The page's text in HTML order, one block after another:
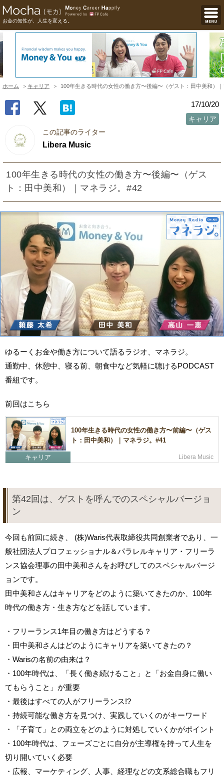
お金の知性が、人生を変える。
ホーム キャリア 100年生きる時代の女性の働き方〜後編〜（ゲスト：田中美和）
17/10/20
キャリア
この記事のライター
Libera Music
100年生きる時代の女性の働き方〜後編〜（ゲス
ト：田中美和）｜マネラジ。#42
ゆるーくお金や働き方について語るラジオ、マネラジ。
通勤中、休憩中、寝る前、朝食中など気軽に聴けるPODCAST
番組です。
前回はこちら
100年生きる時代の女性の働き方〜前編〜（ゲス
ト：田中美和）｜マネラジ。#41
キャリア Libera Music
第42回は、ゲストを呼んでのスペシャルバージョ
ン
今回も前回に続き、 (株)Waris代表取締役共同創業者であり、一
般社団法人プロフェッショナル＆パラレルキャリア・フリーラ
ンス協会理事の田中美和さんをお呼びしてのスペシャルバージ
ョンです。
田中美和さんはキャリアをどのように築いてきたのか、100年
時代の働き方・生き方などを話しています。
・フリーランス1年目の働き方はどうする？
・田中美和さんはどのようにキャリアを築いてきたの？
・Warisの名前の由来は？
・100年時代は、「長く働き続けること」と「お金自身に働い
てもらうこと」が重要
・最後はすべての人がフリーランス!?
・持続可能な働き方を見つけ、実践していくのがキーワード
・「子育て」との両立をどのように対処していくかがポイント
・100年時代は、フェーズごとに自分が主導権を持って人生を
切り開いていく必要
・広報、マーケティング、人事、経理などの文系総合職もフリ